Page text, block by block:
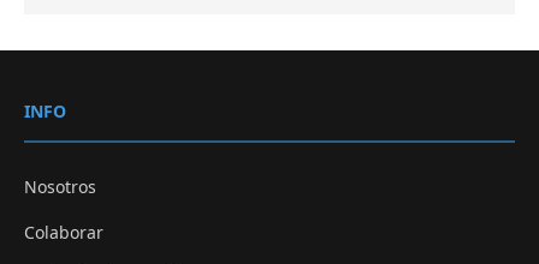
INFO
Nosotros
Colaborar